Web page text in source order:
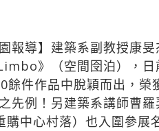
報導】建築系副教授康
》（空間囹泊），日
餘件作品中脫穎而出，榮
先例！另建築系講師曹
中心村落）也入圍參展